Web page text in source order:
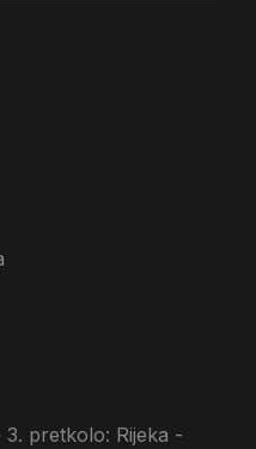
pretkolo: Rijeka -